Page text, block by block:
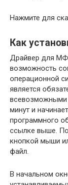
Нажмите для
Как
Драйвер для
возможность
операционной
является
всевозможными
минут и
программного
ссылке выше.
кнопкой мыши
файл.
В начальном